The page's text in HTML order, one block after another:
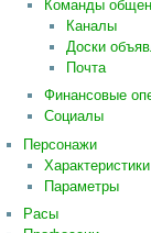
Команды
Каналы
Доски
Почта
Финансовые
Социалы
Персонажи
Характеристики
Параметры
Расы